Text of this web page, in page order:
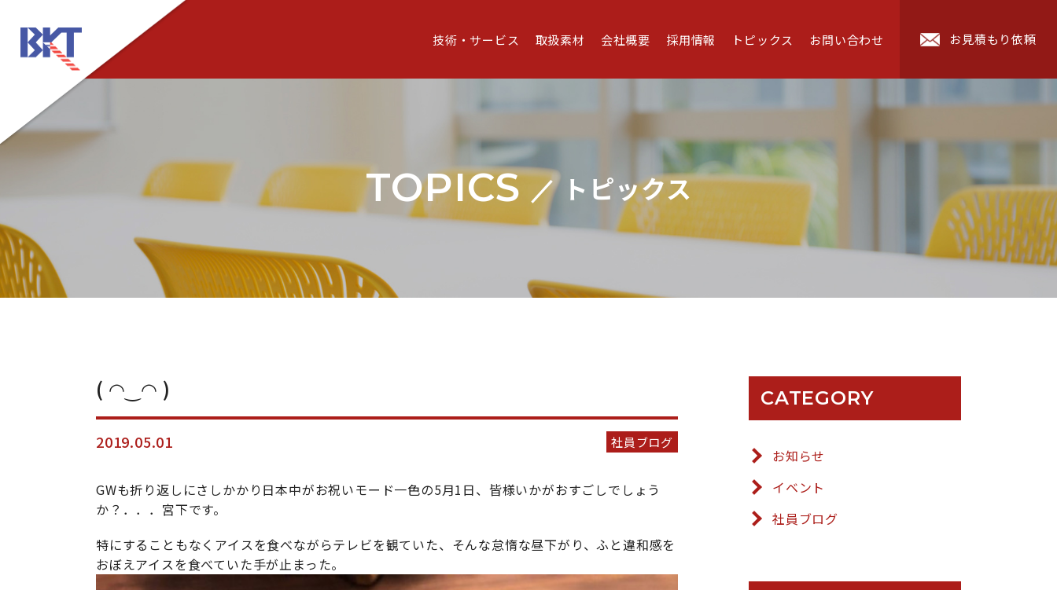
技術・サービス 取扱素材 会社概要 採用情報 トピックス お問い合わせ お見積もり依頼
TOPICS トピックス
( ◠‿◠ )
2019.05.01 社員ブログ
GWも折り返しにさしかかり日本中がお祝いモード一色の5月1日、皆様いかがおすごしでしょう
か？．．．宮下です。
特にすることもなくアイスを食べながらテレビを観ていた、そんな怠惰な昼下がり、ふと違和感を
おぼえアイスを食べていた手が止まった。
CATEGORY
お知らせ
イベント
社員ブログ